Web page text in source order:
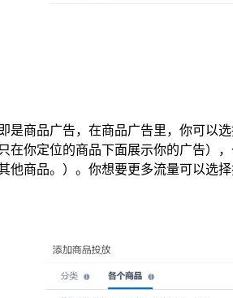
商品广告，在商品广告里，你可以选
在你定位的商品下面展示你的广告）
他商品。）。你想要更多流量可以选